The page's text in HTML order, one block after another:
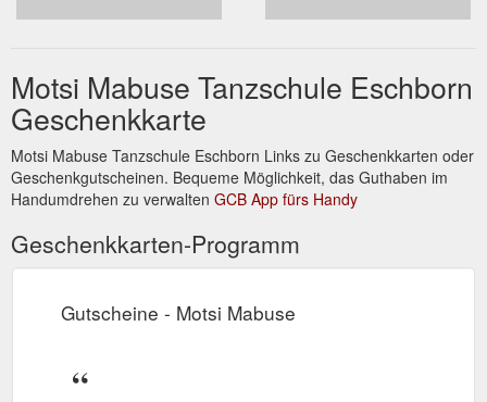
Motsi Mabuse Tanzschule Eschborn
Geschenkkarte
Motsi Mabuse Tanzschule Eschborn Links zu Geschenkkarten oder
Geschenkgutscheinen. Bequeme Möglichkeit, das Guthaben im
Handumdrehen zu verwalten GCB App fürs Handy
Geschenkkarten-Programm
Gutscheine - Motsi Mabuse